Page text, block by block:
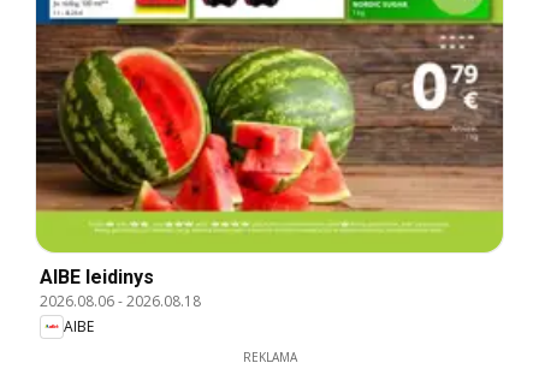
AIBE leidinys
2026.08.06-2026.08.18
AIBE
REKLAMA